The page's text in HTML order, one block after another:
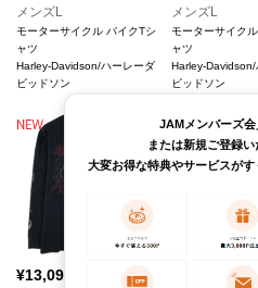
メンズL
モーターサイクル バイクTシ
ャツ
Harley-Davidson/ハーレーダ
ビッドソン
メンズL
モーターサイク
ャツ
Harley-Davidson/
ビッドソン
¥13,090 (税込)
JAMメンバーズ会
または新規ご登録い
大変お得な特典やサービスがす